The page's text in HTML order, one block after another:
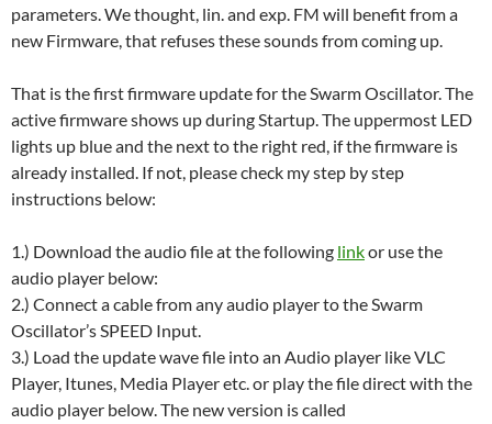
parameters. We thought, lin. and exp. FM will benefit from a
new Firmware, that refuses these sounds from coming up.
That is the first firmware update for the Swarm Oscillator. The
active firmware shows up during Startup. The uppermost LED
lights up blue and the next to the right red, if the firmware is
already installed. If not, please check my step by step
instructions below:
1.) Download the audio file at the following linkor use the
audio player below:
2.) Connect a cable from any audio player to the Swarm
Oscillator’s SPEED Input.
3.) Load the update wave file into an Audio player like VLC
Player, Itunes, Media Player etc. or play the file direct with the
audio player below. The new version is called